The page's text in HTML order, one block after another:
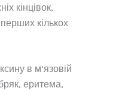
кінцівок,
кількох
в м’язовій
еритема,